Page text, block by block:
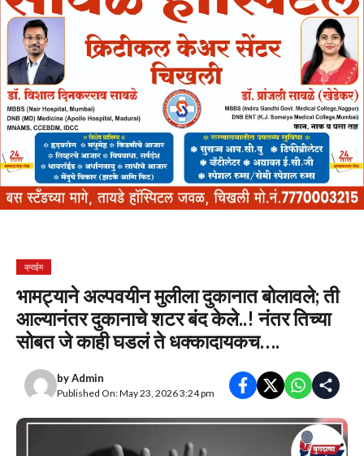
क्राईम
भामट्याने अल्पवयीन मुलीला दुकानात बोलावले; ती
आल्यानंतर दुकानाचे शटर बंद केले..! नंतर तिच्या
सोबत जे काही घडलं ते धक्कादायकच….
byAdmin
Published On: May 23, 2026 3:24 pm